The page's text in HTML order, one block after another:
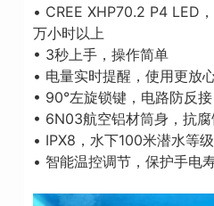
• CREE XHP70.2 P4 LED
万小时以上
• 3秒上手，操作简单
• 电量实时提醒，使用更放
• 90°左旋锁键，电路防反
• 6N03航空铝材筒身，抗
• IPX8，水下100米潜水等级
• 智能温控调节，保护手电